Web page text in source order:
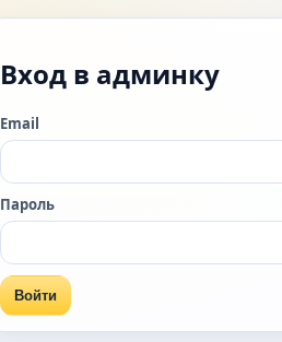
Вход в админку
Email
Пароль
Войти